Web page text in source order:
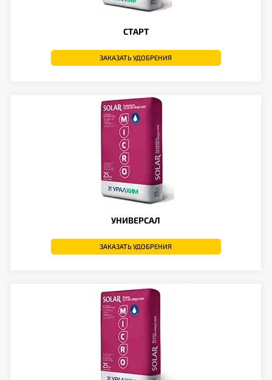
СТАРТ
ЗАКАЗАТЬ УДОБРЕНИЯ
УНИВЕРСАЛ
ЗАКАЗАТЬ УДОБРЕНИЯ